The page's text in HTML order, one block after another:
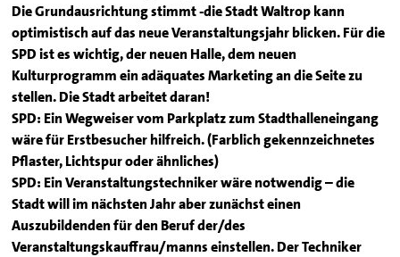
Die Grundausrichtung stimmt -die Stadt Waltrop kann
optimistisch auf das neue Veranstaltungsjahr blicken. Für die
SPD ist es wichtig, der neuen Halle, dem neuen
Kulturprogramm ein adäquates Marketing an die Seite zu
stellen. Die Stadt arbeitet daran!
SPD: Ein Wegweiser vom Parkplatz zum Stadthalleneingang
wäre für Erstbesucher hilfreich. (Farblich gekennzeichnetes
Pflaster, Lichtspur oder ähnliches)
SPD: Ein Veranstaltungstechniker wäre notwendig – die
Stadt will im nächsten Jahr aber zunächst einen
Auszubildenden für den Beruf der/des
Veranstaltungskauffrau/manns einstellen. Der Techniker